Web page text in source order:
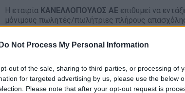
Do Not Process My Personal Information
out of the sale, sharing to third parties, or processing of
for targeted advertising by us, please use the below
Please note that after your opt-out request is
Η εταιρία ΚΑΝΕΛΛΟΠΟΥΛΟΣ ΑΕ επιθυμεί να
μόνιμους πωλητές/πωλήτριες πλήρους
πωλήσεων της ένδυσης και υπόδησης, για
Κύριες Αρμοδιότητες:
Βελτιστοποίηση της εμπειρίας του πελάτη
των κατάλληλων προτάσεων
Ανάδειξη των προϊόντων μέσω της καλής